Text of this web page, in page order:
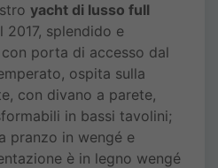
yacht di lusso full
2017, splendido e
porta di accesso dal
ospita sulla
con divano a parete,
in bassi tavolini;
pranzo in wengé e
è in legno wengé